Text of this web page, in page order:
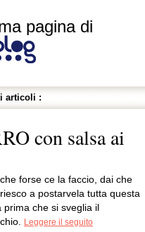
pagina di
articoli :
con salsa ai
forse ce la faccio, dai che
a postarvela tutta questa
prima che si sveglia il
Leggere il seguito